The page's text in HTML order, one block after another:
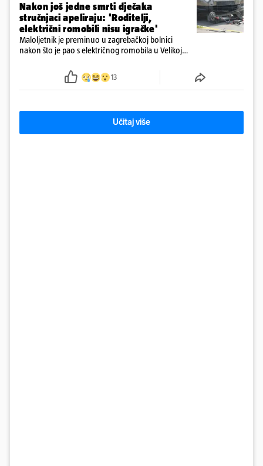
Nakon još jedne smrti dječaka
stručnjaci apeliraju: 'Roditelji,
električni romobili nisu igračke'
Maloljetnik je preminuo u zagrebačkoj bolnici
nakon što je pao s električnog romobila u Velikoj
13
Učitaj više